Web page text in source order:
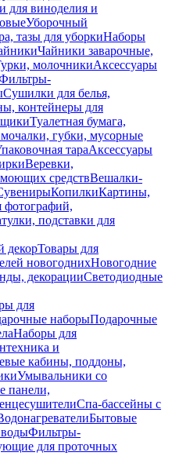
для виноделия и
Уборочный
тазы для уборкиНаборы
Чайники заварочные,
молочникиАксессуары
Сушилки для белья,
контейнеры для
Туалетная бумага,
губки, мусорные
тараАксессуары
Веревки,
средствВешалки-
КопилкиКартины,
фотографий,
подставки для
декорТовары для
новогоднихНовогодние
декорацииСветодиодные
для
наборыПодарочные
Наборы для
и
кабины, поддоны,
Умывальники со
панели,
Спа-бассейны с
Бытовые
Фильтры-
для проточных